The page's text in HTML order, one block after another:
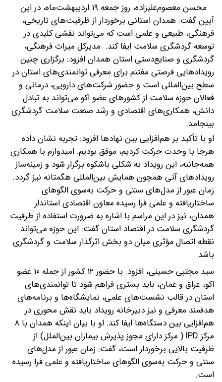
محسن معصوم‌علیزاده، روز جمعه ۱۹ اردیبهشت‌ماه، در این
آیین گفت: همدان استانی برخوردار از ظرفیت‌های تاریخی،
فرهنگی، طبیعی و علمی است که می‌تواند نقشی کلیدی در
توسعه گردشگری سلامت ایفا کند. مدیرکل میراث فرهنگی،
گردشگری و صنایع‌دستی استان همدان افزود: برگزاری چنین
رویدادهایی فرصتی مغتنم برای معرفی توانمندی‌های استان در
سطح بین‌المللی است و حضور شرکت‌های دارویی، درمانی و
فعالان حوزه سلامت از کشورهای عضو اکو می‌تواند به تبادل
دانش، همکاری‌های اقتصادی و رشد صنعت سلامت گردشگری
بینجامد.
او با تأکید بر هم‌افزایی بین نهادها افزود: تجربه نشان داده
هرجا با وحدت حرکت کردیم، موفق بودیم. امیدوارم با همکاری
همه‌جانبه، این رویداد به شکلی باشکوه برگزار شود و زمینه‌ساز
رویدادهای آتی همچون همایش بین‌المللی هگمتانه نیز گردد.
زمان عبور از مدل‌های سنتی و حرکت به‌سوی الگوهای
ساختاریافته و علمی فرا رسیده معاون اقتصادی استاندار
همدان، نیز در این مراسم با اشاره به ضرورت استفاده از ظرفیت
گردشگری سلامت در اقتصاد استان گفت: این حوزه می‌تواند
نقطه اتصال مؤثری میان دو بخش اثرگذار سلامت و گردشگری
باشد.
سید مجتبی حسینی، افزود: با حضور ۱۲ کشور از جمله ۱۰ عضو
اکو، عراق و عمان، باید بستری فراهم شود تا توانمندی‌های
استان در قالب نشست‌های علمی، نمایشگاه‌ها و برنامه‌های
هدفمند معرفی و نیز دبیرخانه رویداد باید نقش محوری در
هم‌افزایی بین دستگاه‌ها ایفا کند. او با بیان اینکه همدان با ۸
مرکز IPD ( مرکز دارای مجوز پذیرش بیماران بین‌الملل) از
ظرفیت بالایی برخوردار است، گفت: زمان عبور از مدل‌های
سنتی و حرکت به‌سوی الگوهای ساختاریافته و علمی فرا رسیده
است.